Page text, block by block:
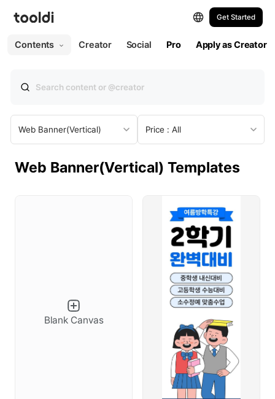
Get Started
Contents Creator Social Pro Apply as Creator
Web Banner(Vertical) Price : All
Web Banner(Vertical) Templates
Blank Canvas
All Web Print
Presentation
Social Post (Portrait)
YouTube Banner
Social Tiles